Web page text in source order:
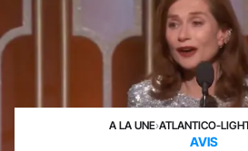
A LA UNE›ATLANTICO-
AVIS